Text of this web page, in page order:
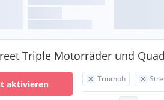
Triple Motorräder und
Triumph
aktivieren